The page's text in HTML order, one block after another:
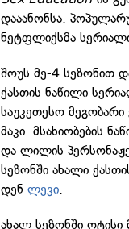
დააანონსა.
ნეტფლიქსმა
შოუს მე-4 სეზონით
ქასთის ნაწილი
საუკეთესო
მაკი. მსახიობების
და ლილის
სეზონში ახალი
დენლევი.
ახალ სეზონში